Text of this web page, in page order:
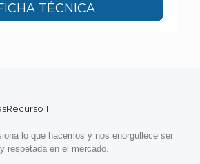
TÉCNICA
lo que hacemos y nos enorgullece ser
respetada en el mercado.